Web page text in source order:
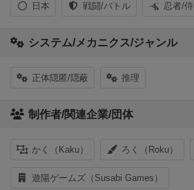
日本 戦闘/バトル 忍者/侍
システム/メカニクス/ジャンル
正体隠匿/隠蔽 推理
制作者/関連企業/団体
かく（Kaku） ろく（Roku）
遊陽ゲームズ（Susabi Games）